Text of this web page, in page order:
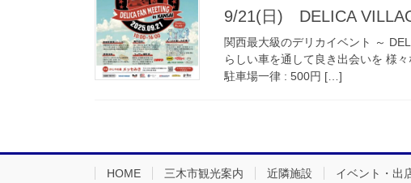
9/21(日) DELICA
関西最大級のデリカイベント ～
らしい車を通して良き出会いを 様
駐車場一律 : 500円 […]
HOME 三木市観光案内 近隣施設 イベント・出